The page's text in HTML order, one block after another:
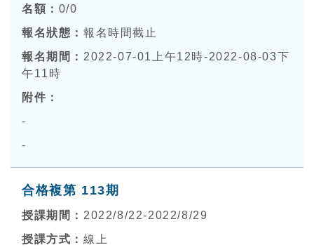
0/0
報名時間截止
2022-07-01上午12時-2022-08-03下
午11時
-
-
合格複第 113期
2022/8/22-2022/8/29
線上